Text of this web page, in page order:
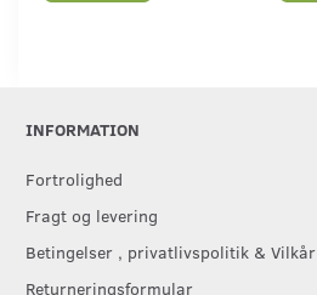
INFORMATION
Fortrolighed
Fragt og levering
Betingelser , privatlivspolitik & Vilkår
Returneringsformular